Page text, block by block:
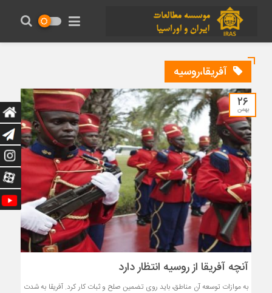
آفریقا،روسیه
۲۶
بهمن
آنچه آفریقا از روسیه انتظار دارد
به موازات توسعه آن مناطق، باید روی تضمین صلح و ثبات کار کرد. آفریقا به شدت